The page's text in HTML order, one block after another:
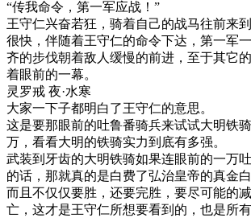
“传我命令，第一军应战！”
王守仁兴奋若狂，骑着自己的战马往前来
很快，伴随着王守仁的命令下达，第一军
齐的步伐朝着敌人缓慢的前进，至于其它
着眼前的一幕。
灵罗戒 夜·水寒
大家一下子都明白了王守仁的意思。
这是要那眼前的吐鲁番骑兵来试试大明铁
万，看看大明的铁骑实力到底有多强。
武装到牙齿的大明铁骑如果连眼前的一万
的话，那就真的是白费了弘治皇帝的真金白
而且不仅仅要胜，还要完胜，要尽可能的
亡，这才是王守仁所想要看到的，也是所有